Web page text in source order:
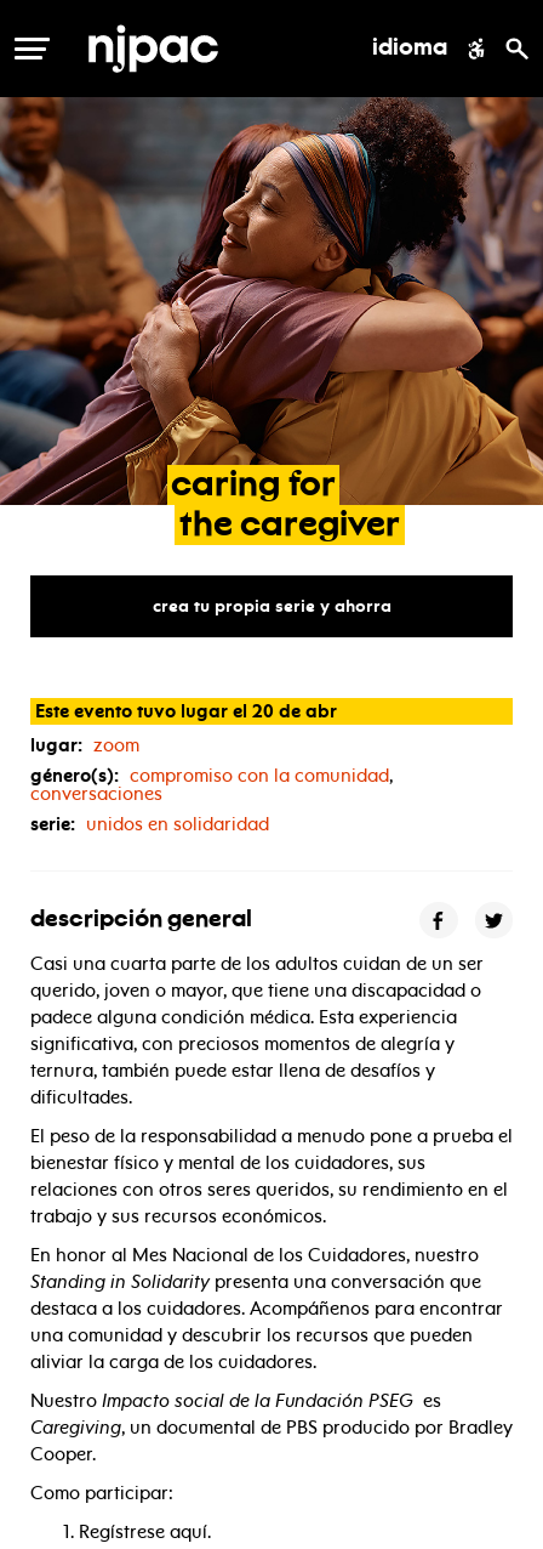
MENÚ idioma
caring for
the caregiver
crea tu propia serie y ahorra
Este evento tuvo lugar el 20 de abr
lugar: zoom
género(s): compromiso con la comunidad,
conversaciones
serie: unidos en solidaridad
descripción general
Casi una cuarta parte de los adultos cuidan de un ser
querido, joven o mayor, que tiene una discapacidad o
padece alguna condición médica. Esta experiencia
significativa, con preciosos momentos de alegría y
ternura, también puede estar llena de desafíos y
dificultades.
El peso de la responsabilidad a menudo pone a prueba el
bienestar físico y mental de los cuidadores, sus
relaciones con otros seres queridos, su rendimiento en el
trabajo y sus recursos económicos.
En honor al Mes Nacional de los Cuidadores, nuestro
Standing in Solidaritypresenta una conversación que
destaca a los cuidadores. Acompáñenos para encontrar
una comunidad y descubrir los recursos que pueden
aliviar la carga de los cuidadores.
Nuestro Impacto social de la Fundación PSEG es
Caregiving, un documental de PBS producido por Bradley
Cooper.
Como participar:
Regístrese aquí.